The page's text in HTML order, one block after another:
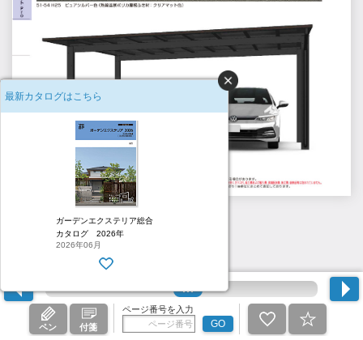
ペン 付箋
ページ番号を入力
GO
最新カタログはこちら
ガーデンエクステリア総合
カタログ 2026年
2026年06月